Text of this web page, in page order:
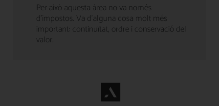
Per això aquesta àrea no va només
d’impostos. Va d’alguna cosa molt més
important: continuïtat, ordre i conservació del
valor.